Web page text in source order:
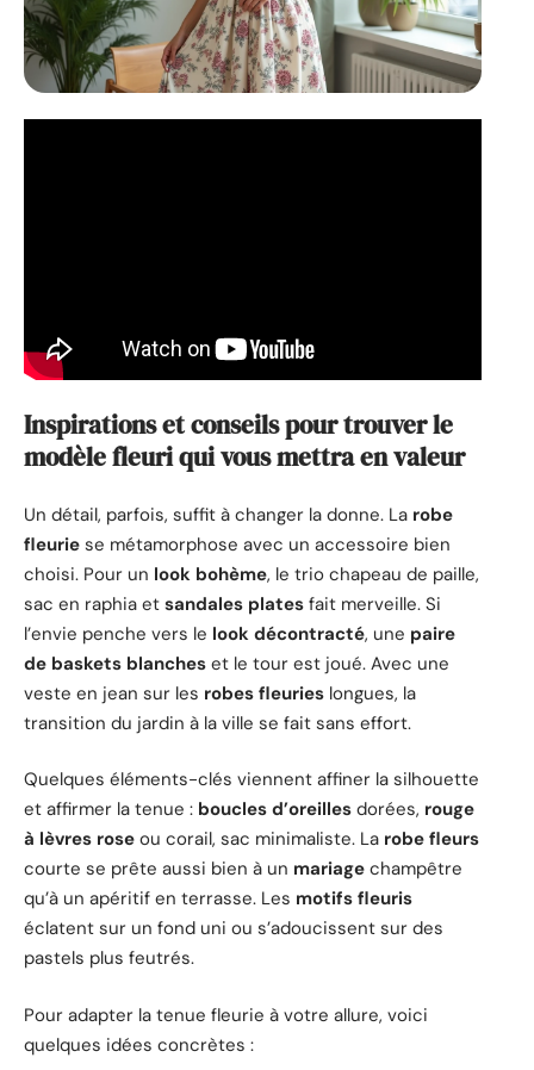
Inspirations et conseils pour trouver le
modèle fleuri qui vous mettra en valeur
Un détail, parfois, suffit à changer la donne. La robe
fleurie se métamorphose avec un accessoire bien
choisi. Pour un look bohème, le trio chapeau de paille,
sac en raphia et sandales plates fait merveille. Si
l’envie penche vers le look décontracté, une paire
de baskets blanches et le tour est joué. Avec une
veste en jean sur les robes fleuries longues, la
transition du jardin à la ville se fait sans effort.
Quelques éléments-clés viennent affiner la silhouette
et affirmer la tenue : boucles d’oreilles dorées, rouge
à lèvres rose ou corail, sac minimaliste. La robe fleurs
courte se prête aussi bien à un mariage champêtre
qu’à un apéritif en terrasse. Les motifs fleuris
éclatent sur un fond uni ou s’adoucissent sur des
pastels plus feutrés.
Pour adapter la tenue fleurie à votre allure, voici
quelques idées concrètes :